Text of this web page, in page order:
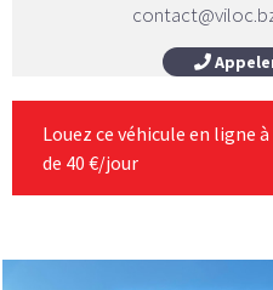
Louez ce véhicule en ligne
de 40 €/jour